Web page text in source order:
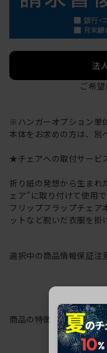
法
ご希望
※ハンガーオプション単
本体をお求めの方は、別
★チェアへの取付サービ
折り紙の発想から生ま
ェア”に取り付けて使用
フリップフラップチェア
ットなど脱いだ衣服を掛
選択中の商品情報保証注
商品の特徴